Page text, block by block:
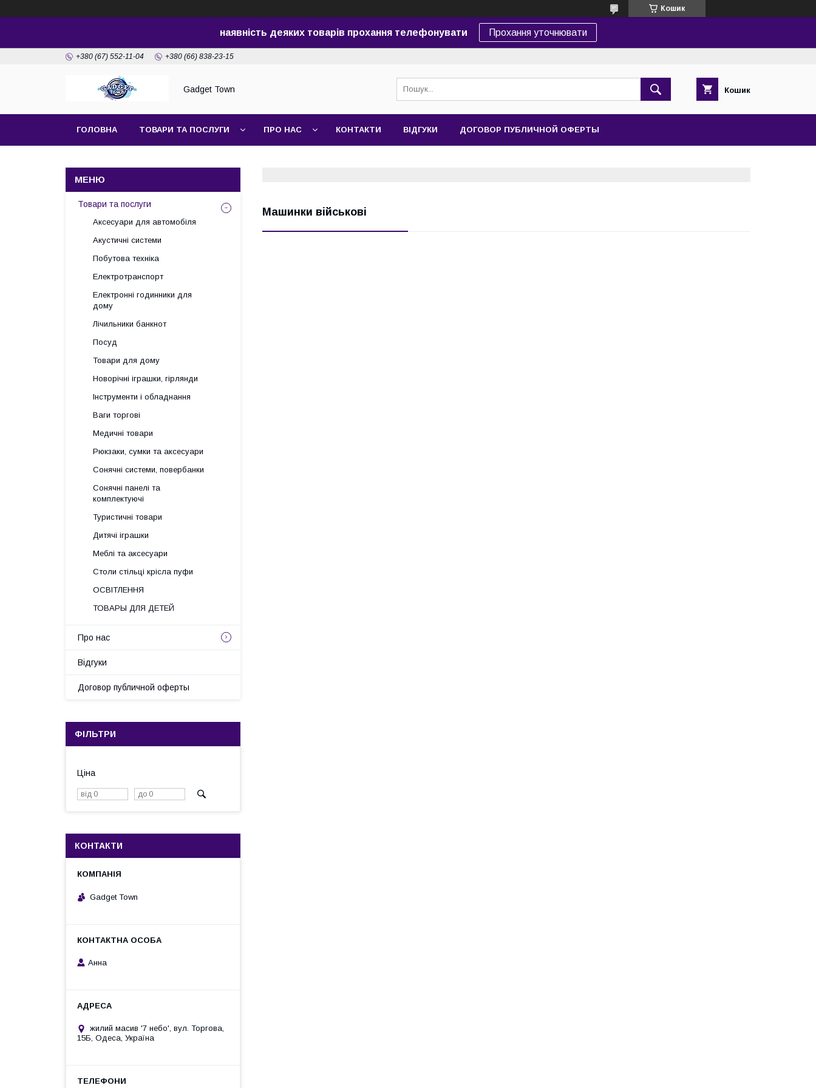
Кошик
наявність деяких товарів прохання телефонувати Прохання уточнювати
+380 (67) 552-11-04 +380 (66) 838-23-15
Gadget Town Кошик
ГОЛОВНА ТОВАРИ ТА ПОСЛУГИ ПРО НАС КОНТАКТИ ВІДГУКИ ДОГОВОР ПУБЛИЧНОЙ ОФЕРТЫ
Машинки військові
Товари та послуги
Аксесуари для автомобіля
Акустичні системи
Побутова техніка
Електротранспорт
Електронні годинники для
дому
Лічильники банкнот
Посуд
Товари для дому
Новорічні іграшки, гірлянди
Інструменти і обладнання
Ваги торгові
Медичні товари
Рюкзаки, сумки та аксесуари
Сонячні системи, повербанки
Сонячні панелі та
комплектуючі
Туристичні товари
Дитячі іграшки
Меблі та аксесуари
Столи стільці крісла пуфи
ОСВІТЛЕННЯ
ТОВАРЫ ДЛЯ ДЕТЕЙ
Про нас
Відгуки
Договор публичной оферты
ФІЛЬТРИ
Ціна
КОНТАКТИ
Gadget Town
Анна
жилий масив '7 небо', вул. Торгова,
15Б, Одеса, Україна